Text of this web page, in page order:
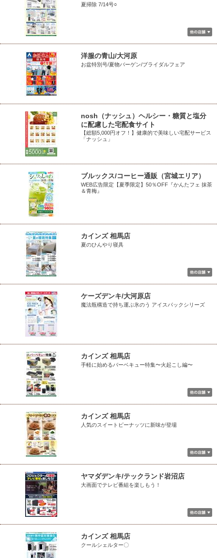
夏掃除 7/14号○
洋服の青山/大河原
お盆特別号/夏物バーゲン/ブライダルフェア
nosh（ナッシュ）ヘルシー・糖質と塩分
に配慮した宅配食サイト
【総額5,000円オフ！】健康的で美味しい宅配サービス
「ナッシュ」
ブルックス/コーヒー通販（宮城エリア）
WEB広告限定【夏季限定】50％OFF『かんたフェ 抹茶
＆青梅』
カインズ 相馬店
夏のひんやり寝具
ケーズデンキ/大河原店
魔法瓶構造で持ち運ぶ氷のう アイスパックシリーズ
カインズ 相馬店
手軽に始めるバーベキュー特集〜火起こし編〜
カインズ 相馬店
人気のスイートピーナッツに新味が登場
ヤマダデンキ/テックランド岩沼店
大画面でテレビ番組を楽しもう！
カインズ 相馬店
クールシェルター〇